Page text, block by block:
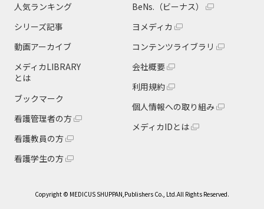
人気ランキング
シリーズ記事
動画アーカイブ
メディカLIBRARY
とは
ブックマーク
看護管理者の方
看護教員の方
看護学生の方
BeNs.（ビーナス）
ヨメディカ
コンテンツライブラリ
会社概要
利用規約
個人情報への取り組み
メディカIDとは
Copyright © MEDICUS SHUPPAN,Publishers Co., Ltd.All Rights Reserved.